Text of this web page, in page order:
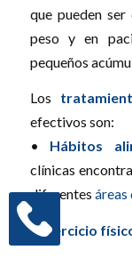
que pueden
peso y en
pequeños
Los
efectivos son:
• Hábitos
clínicas
diferentes áreas
• Ejercicio